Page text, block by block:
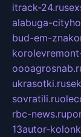
itrack-24.ru
alabuga-
bud-em-
ukrasotki.ru
sovratili.ru
rbc-news.ru
13autor-